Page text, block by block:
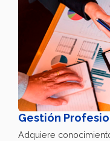
Gestión
Adquiere